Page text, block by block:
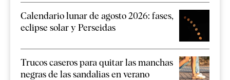
Calendario lunar de agosto 2026: fases,
eclipse solar y Perseidas
Trucos caseros para quitar las manchas
negras de las sandalias en verano